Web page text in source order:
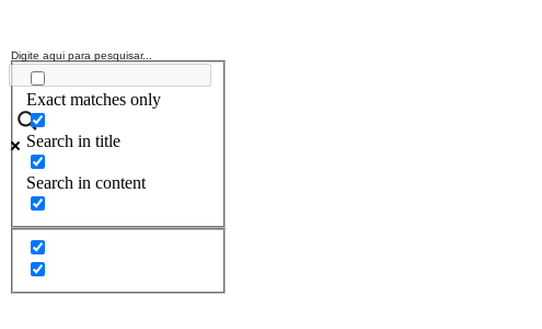
Exact matches only
Search in title
Search in content